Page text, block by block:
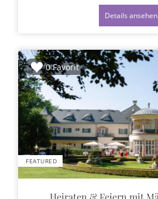
Details ansehen
0 Favorit
FEATURED